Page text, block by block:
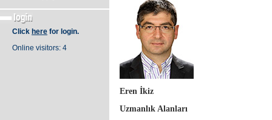
Click here for login.
Online visitors: 4
Eren İkiz
Uzmanlık Alanları